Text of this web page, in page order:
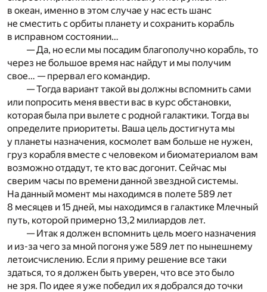
в океан, именно в этом случае у нас есть шанс
не сместить с орбиты планету и сохранить корабль
в исправном состоянии…
— Да, но если мы посадим благополучно корабль, то
через не большое время нас найдут и мы получим
свое… — прервал его командир.
— Тогда вариант такой вы должны вспомнить сами
или попросить меня ввести вас в курс обстановки,
которая была при вылете с родной галактики. Тогда вы
определите приоритеты. Ваша цель достигнута мы
у планеты назначения, космолет вам больше не нужен,
груз корабля вместе с человеком и биоматериалом вам
возможно отдадут, те кто вас догонит. Сейчас мы
сверим часы по времени данной звездной системы.
На данный момент мы находимся в полете 589 лет
8 месяцев и 15 дней, мы находимся в галактике Млечный
путь, которой примерно 13,2 милиардов лет.
— Итак я должен вспомнить цель моего назначения
и из-за чего за мной погоня уже 589 лет по нынешнему
летоисчислению. Если я приму решение все таки
здаться, то я должен быть уверен, что все это было
не зря. По идее я уже победил их я добрался до точки